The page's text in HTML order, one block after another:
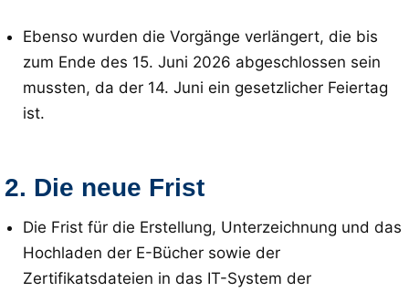
Ebenso wurden die Vorgänge verlängert, die bis
zum Ende des 15. Juni 2026 abgeschlossen sein
mussten, da der 14. Juni ein gesetzlicher Feiertag
ist.
2. Die neue Frist
Die Frist für die Erstellung, Unterzeichnung und das
Hochladen der E-Bücher sowie der
Zertifikatsdateien in das IT-System der